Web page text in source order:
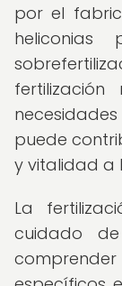
por el
puede
y vitalidad a
La
cuidado
comprender